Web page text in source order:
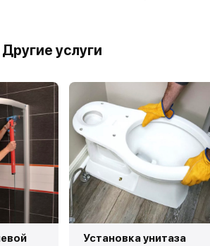
Другие услуги
Установка унитаза